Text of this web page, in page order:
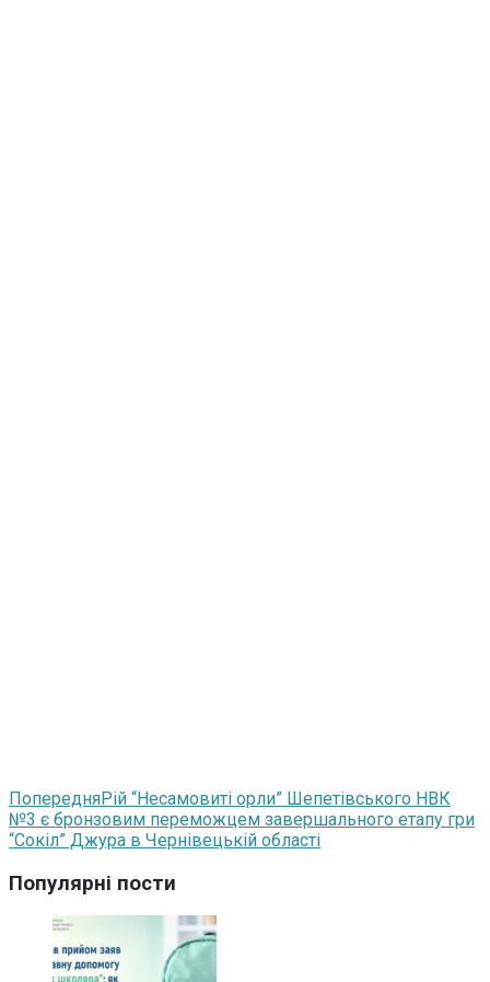
ПопередняРій “Несамовиті орли” Шепетівського НВК
№3 є бронзовим переможцем завершального етапу гри
“Сокіл” Джура в Чернівецькій області
Популярні пости